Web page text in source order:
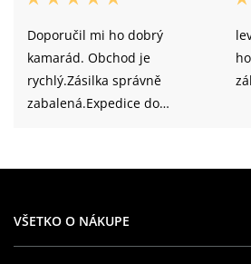
Doporučil mi ho dobrý
kamarád. Obchod je
rychlý.Zásilka správně
zabalená.Expedice do
Ano.Určitě bych doporučil
VŠETKO O NÁKUPE